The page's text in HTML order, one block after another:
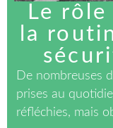
Le
la
De nombreuses
prises au
réfléchies, mais